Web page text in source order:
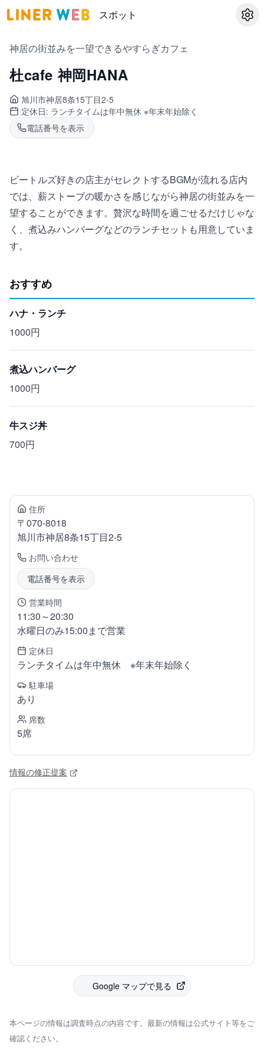
スポット 設定
神居の街並みを一望できるやすらぎカフェ
杜cafe 神岡HANA
旭川市神居8条15丁目2-5
定休日: ランチタイムは年中無休 ※年末年始除く
電話番号を表示
ビートルズ好きの店主がセレクトするBGMが流れる店内
では、薪ストーブの暖かさを感じながら神居の街並みを一
望することができます。贅沢な時間を過ごせるだけじゃな
く、煮込みハンバーグなどのランチセットも用意していま
す。
おすすめ
ハナ・ランチ
1000円
煮込ハンバーグ
1000円
牛スジ丼
700円
住所
〒070-8018
旭川市神居8条15丁目2-5
お問い合わせ
電話番号を表示
営業時間
11:30～20:30
水曜日のみ15:00まで営業
定休日
ランチタイムは年中無休 ※年末年始除く
駐車場
あり
席数
5席
情報の修正提案
Google マップで見る
本ページの情報は調査時点の内容です。最新の情報は公式サイト等をご
確認ください。